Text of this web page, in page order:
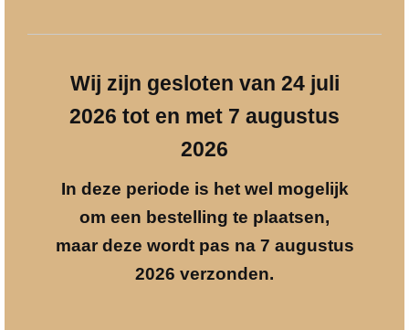
de foto’s netjes opbergen en voorzien van aanvullende teksten.
35 mm hoog
Categorie:
Geboorte geschenken
Wij zijn gesloten van 24 juli
2026 tot en met 7 augustus
2026
In deze periode is het wel mogelijk
om een bestelling te plaatsen,
maar deze wordt pas na 7 augustus
2026 verzonden.